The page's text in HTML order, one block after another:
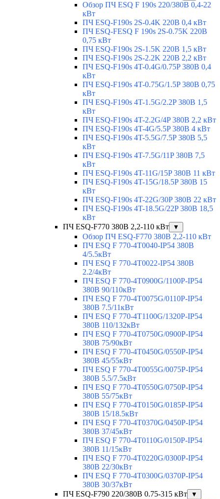
Обзор ПЧ ESQ F 190s 220/380В 0,4-22
кВт
ПЧ ESQ-F190s 2S-0.4K 220В 0,4 кВт
ПЧ ESQ-FESQ F 190s 2S-0.75K 220В
0,75 кВт
ПЧ ESQ-F190s 2S-1.5K 220В 1,5 кВт
ПЧ ESQ-F190s 2S-2.2K 220В 2,2 кВт
ПЧ ESQ-F190s 4T-0.4G/0.75P 380В 0,4
кВт
ПЧ ESQ-F190s 4T-0.75G/1.5P 380В 0,75
кВт
ПЧ ESQ-F190s 4T-1.5G/2.2P 380В 1,5
кВт
ПЧ ESQ-F190s 4T-2.2G/4P 380В 2,2 кВт
ПЧ ESQ-F190s 4T-4G/5.5P 380В 4 кВт
ПЧ ESQ-F190s 4T-5.5G/7.5P 380В 5,5
кВт
ПЧ ESQ-F190s 4T-7.5G/11P 380В 7,5
кВт
ПЧ ESQ-F190s 4T-11G/15P 380В 11 кВт
ПЧ ESQ-F190s 4T-15G/18.5P 380В 15
кВт
ПЧ ESQ-F190s 4T-22G/30P 380В 22 кВт
ПЧ ESQ-F190s 4T-18.5G/22P 380В 18,5
кВт
ПЧ ESQ-F770 380В 2,2-110 кВт
▼
Обзор ПЧ ESQ-F770 380В 2,2-110 кВт
ПЧ ESQ F 770-4T0040-IP54 380В
4/5.5кВт
ПЧ ESQ F 770-4T0022-IP54 380В
2.2/4кВт
ПЧ ESQ F 770-4Т0900G/1100P-IP54
380В 90/110кВт
ПЧ ESQ F 770-4T0075G/0110P-IP54
380В 7.5/11кВт
ПЧ ESQ F 770-4T1100G/1320P-IP54
380В 110/132кВт
ПЧ ESQ F 770-4T0750G/0900P-IP54
380В 75/90кВт
ПЧ ESQ F 770-4T0450G/0550P-IP54
380В 45/55кВт
ПЧ ESQ F 770-4T0055G/0075P-IP54
380В 5.5/7.5кВт
ПЧ ESQ F 770-4T0550G/0750P-IP54
380В 55/75кВт
ПЧ ESQ F 770-4T0150G/0185P-IP54
380В 15/18.5кВт
ПЧ ESQ F 770-4T0370G/0450P-IP54
380В 37/45кВт
ПЧ ESQ F 770-4T0110G/0150P-IP54
380В 11/15кВт
ПЧ ESQ F 770-4T0220G/0300P-IP54
380В 22/30кВт
ПЧ ESQ F 770-4T0300G/0370P-IP54
380В 30/37кВт
ПЧ ESQ-F790 220/380В 0.75-315 кВт
▼